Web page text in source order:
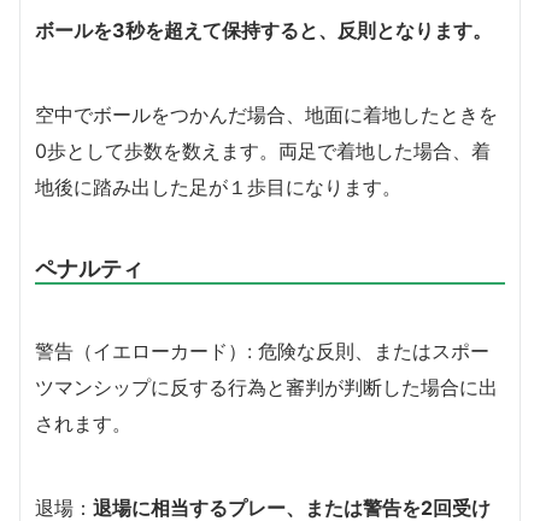
ボールを3秒を超えて保持すると、反則となります。
空中でボールをつかんだ場合、地面に着地したときを
0歩として歩数を数えます。両足で着地した場合、着
地後に踏み出した足が１歩目になります。
ペナルティ
警告（イエローカード）: 危険な反則、またはスポー
ツマンシップに反する行為と審判が判断した場合に出
されます。
退場： 退場に相当するプレー、または警告を2回受け